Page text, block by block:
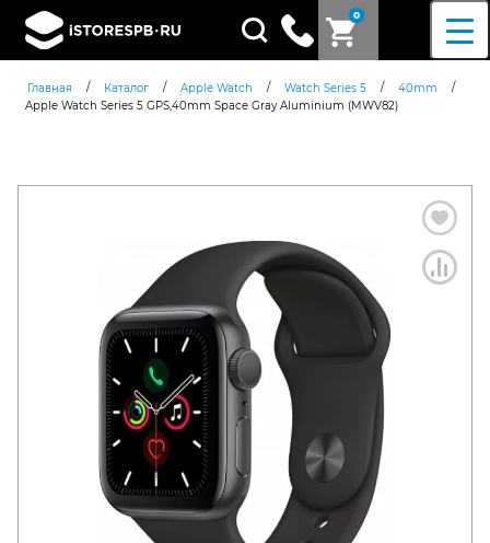
0
Поиск
товаров
Главная / Каталог / Apple Watch / Watch Series 5 / 40mm
/
Apple Watch Series 5 GPS,40mm Space Gray Aluminium (MWV82)
Согласен c политикой